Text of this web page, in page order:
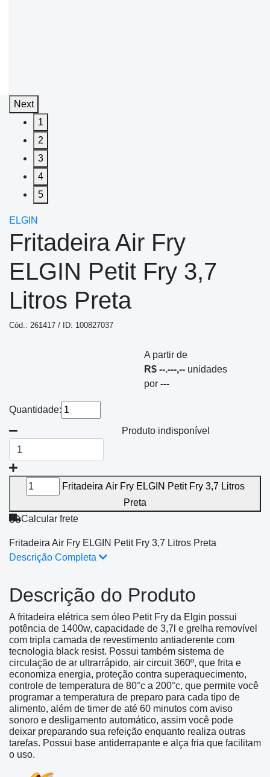
Next
1
2
3
4
5
ELGIN
Fritadeira Air Fry
ELGIN Petit Fry 3,7
Litros Preta
Cód.: 261417 / ID: 100827037
A partir de
R$ --.---,-- unidades
por ---
Quantidade:
Produto indisponível
Fritadeira Air Fry ELGIN Petit Fry 3,7 Litros
Preta
Calcular frete
Fritadeira Air Fry ELGIN Petit Fry 3,7 Litros Preta
Descrição Completa
Descrição do Produto
A fritadeira elétrica sem óleo Petit Fry da Elgin possui
potência de 1400w, capacidade de 3,7l e grelha removível
com tripla camada de revestimento antiaderente com
tecnologia black resist. Possui também sistema de
circulação de ar ultrarrápido, air circuit 360º, que frita e
economiza energia, proteção contra superaquecimento,
controle de temperatura de 80°c a 200°c, que permite você
programar a temperatura de preparo para cada tipo de
alimento, além de timer de até 60 minutos com aviso
sonoro e desligamento automático, assim você pode
deixar preparando sua refeição enquanto realiza outras
tarefas. Possui base antiderrapante e alça fria que facilitam
o uso.